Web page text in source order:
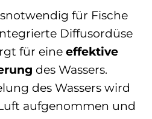
für Fische
Diffusordüse
für eine effektive
des Wassers.
des Wassers wird
aufgenommen und